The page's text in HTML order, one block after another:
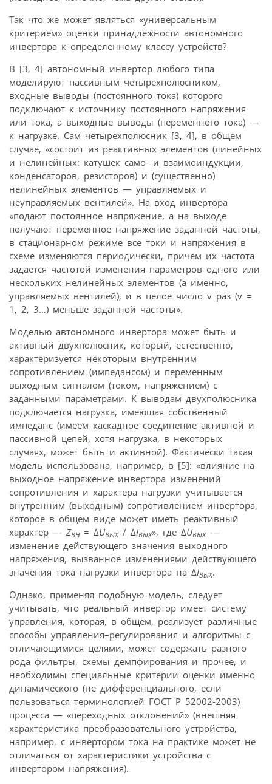
Так что же может являться «универсальным
критерием» оценки принадлежности автономного
инвертора к определенному классу устройств?
В [3, 4] автономный инвертор любого типа
моделируют пассивным четырехполюсником,
входные выводы (постоянного тока) которого
подключают к источнику постоянного напряжения
или тока, а выходные выводы (переменного тока) —
к нагрузке. Сам четырехполюсник [3, 4], в общем
случае, «состоит из реактивных элементов (линейных
и нелинейных: катушек само- и взаимоиндукции,
конденсаторов, резисторов) и (существенно)
нелинейных элементов — управляемых и
неуправляемых вентилей». На вход инвертора
«подают постоянное напряжение, а на выходе
получают переменное напряжение заданной частоты,
в стационарном режиме все токи и напряжения в
схеме изменяются периодически, причем их частота
задается частотой изменения параметров одного или
нескольких нелинейных элементов (а именно,
управляемых вентилей), и в целое число v раз (v =
1, 2, 3…) меньше заданной частоты».
Моделью автономного инвертора может быть и
активный двухполюсник, который, естественно,
характеризуется некоторым внутренним
сопротивлением (импедансом) и переменным
выходным сигналом (током, напряжением) с
заданными параметрами. К выводам двухполюсника
подключается нагрузка, имеющая собственный
импеданс (имеем каскадное соединение активной и
пассивной цепей, хотя нагрузка, в некоторых
случаях, может быть и активной). Фактически такая
модель использована, например, в [5]: «влияние на
выходное напряжение инвертора изменений
сопротивления и характера нагрузки учитывается
внутренним (выходным) сопротивлением инвертора,
которое в общем виде может иметь реактивный
характер — ZBH= ΔUВЫХ/ ΔIВЫХ», где ΔUВЫХ—
изменение действующего значения выходного
напряжения, вызванное изменениями действующего
значения тока нагрузки инвертора на ΔIВЫХ.
Однако, применяя подобную модель, следует
учитывать, что реальный инвертор имеет систему
управления, которая, в общем, реализует различные
способы управления–регулирования и алгоритмы с
отличающимися целями, может содержать разного
рода фильтры, схемы демпфирования и прочее, и
необходимы специальные критерии оценки именно
динамического (не дифференциального, если
пользоваться терминологией ГОСТ Р 52002-2003)
процесса — «переходных отклонений» (внешняя
характеристика преобразовательного устройства,
например, с инвертором тока на практике может не
отличаться от характеристики устройства с
инвертором напряжения).